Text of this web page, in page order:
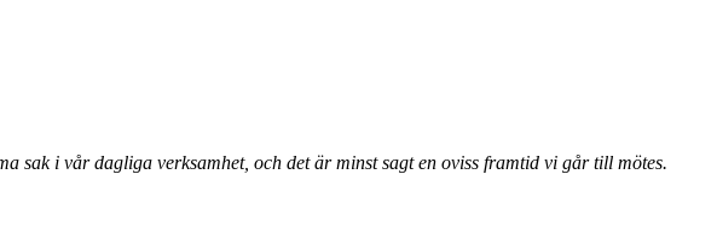
sak i vår dagliga verksamhet, och det är minst sagt en oviss framtid vi går till mötes.